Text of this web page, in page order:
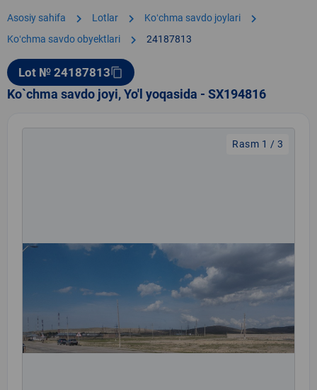
Asosiy sahifa chevron_right Lotlar chevron_right Koʻchma savdo joylari chevron_right
Koʻchma savdo obyektlari chevron_right 24187813
Lot № 24187813content_copy
Ko`chma savdo joyi, Yo'l yoqasida - SX194816
Rasm 1 / 3